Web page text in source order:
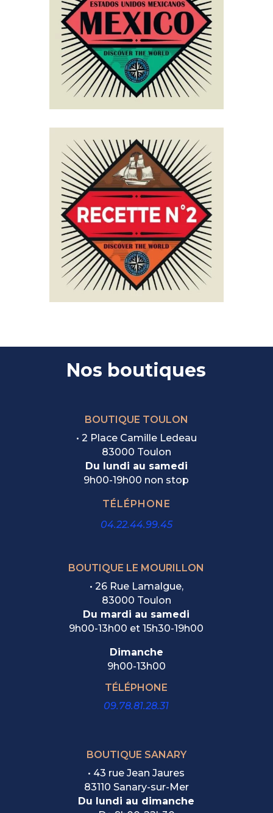
Nos boutiques
BOUTIQUE TOULON
• 2 Place Camille Ledeau
83000 Toulon
Du lundi au samedi
9h00-19h00 non stop
TÉLÉPHONE
04.22.44.99.45
BOUTIQUE LE MOURILLON
• 26 Rue Lamalgue,
83000 Toulon
Du mardi au samedi
9h00-13h00 et 15h30-19h00
Dimanche
9h00-13h00
TÉLÉPHONE
09.78.81.28.31
BOUTIQUE SANARY
• 43 rue Jean Jaures
83110 Sanary-sur-Mer
Du lundi au dimanche